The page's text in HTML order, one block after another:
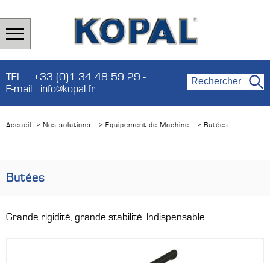
TEL. : +33 (0)1 34 48 59 29 -
E-mail : info@kopal.fr
Accueil > Nos solutions > Equipement de Machine > Butées
Butées
Grande rigidité, grande stabilité. Indispensable.